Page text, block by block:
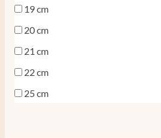
19 cm
20 cm
21 cm
22 cm
25 cm